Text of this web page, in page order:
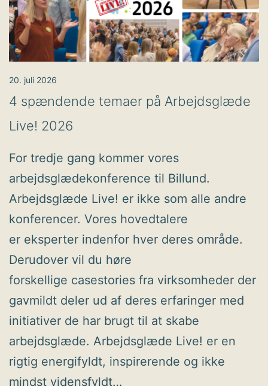
4 spændende temaer på Arbejdsglæde
Live! 2026
20. juli 2026
For tredje gang kommer vores
arbejdsglædekonference til Billund.
Arbejdsglæde Live! er ikke som alle andre
konferencer. Vores hovedtalere
er eksperter indenfor hver deres område.
Derudover vil du høre
forskellige casestories fra virksomheder der
gavmildt deler ud af deres erfaringer med
initiativer de har brugt til at skabe
arbejdsglæde. Arbejdsglæde Live! er en
rigtig energifyldt, inspirerende og ikke
mindst vidensfyldt…